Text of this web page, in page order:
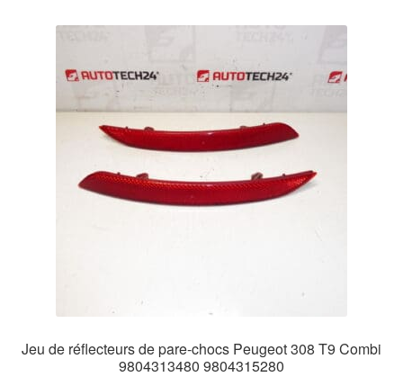
Jeu de réflecteurs de pare-chocs Peugeot 308 T9 Combi
9804313480 9804315280